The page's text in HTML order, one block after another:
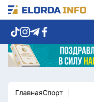
Новости столицы
ГлавнаяСпорт